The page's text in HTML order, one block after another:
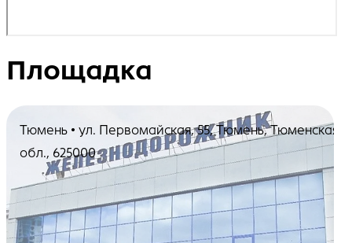
Площадка
Тюмень • ул. Первомайская, 55, Тюмень, Тюменская
обл., 625000